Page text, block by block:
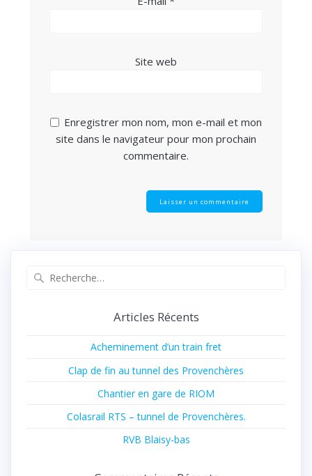
Site web
Enregistrer mon nom, mon e-mail et mon
site dans le navigateur pour mon prochain
commentaire.
Articles Récents
Acheminement d’un train fret
Clap de fin au tunnel des Provenchères
Chantier en gare de RIOM
Colasrail RTS – tunnel de Provenchères.
RVB Blaisy-bas